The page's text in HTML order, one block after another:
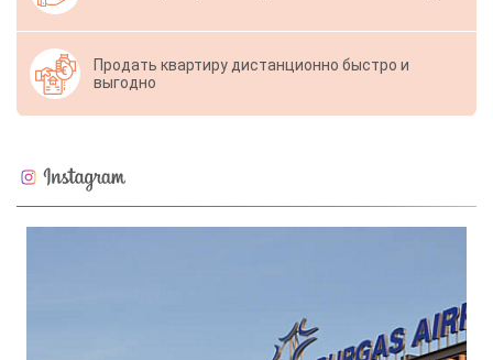
Продать квартиру дистанционно быстро и
выгодно